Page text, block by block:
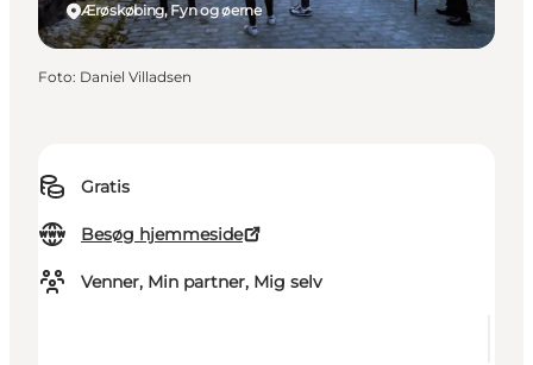
Gratis
Besøg hjemmeside
Venner, Min partner, Mig selv
Ærøskøbing, Fyn og øerne
Foto: Daniel Villadsen